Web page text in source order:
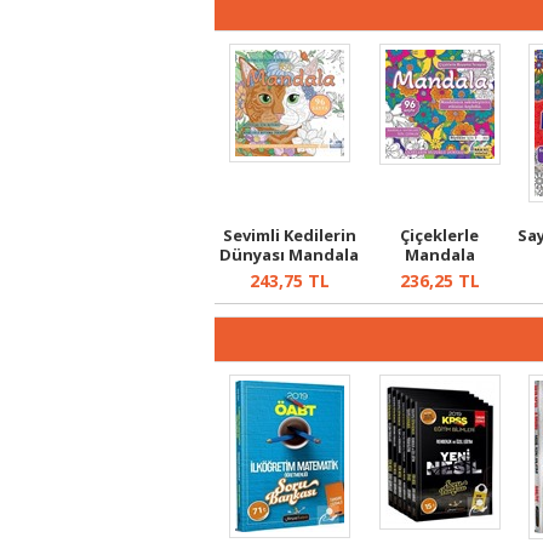
Sevimli Kedilerin
Dünyası Mandala
243,75 TL
Çiçeklerle
Mandala
236,25 TL